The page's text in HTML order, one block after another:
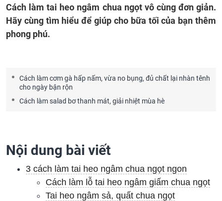
Cách làm tai heo ngâm chua ngọt vô cùng đơn giản.
Hãy cùng tìm hiểu để giúp cho bữa tối của bạn thêm
phong phú.
Cách làm cơm gà hấp nấm, vừa no bụng, đủ chất lại nhàn tênh
cho ngày bận rộn
Cách làm salad bơ thanh mát, giải nhiệt mùa hè
Nội dung bài viết
3 cách làm tai heo ngâm chua ngọt ngon
Cách làm lỗ tai heo ngâm giấm chua ngọt
Tai heo ngâm sả, quất chua ngọt